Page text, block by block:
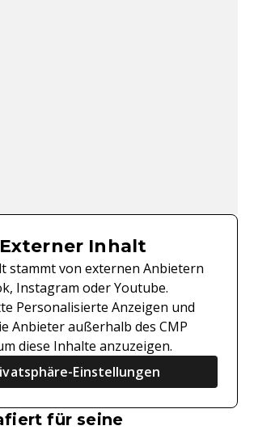
Externer Inhalt
stammt von externen Anbietern
Instagram oder Youtube.
Personalisierte Anzeigen und
Anbieter außerhalb des CMP
diese Inhalte anzuzeigen.
Einstellungen
für seine